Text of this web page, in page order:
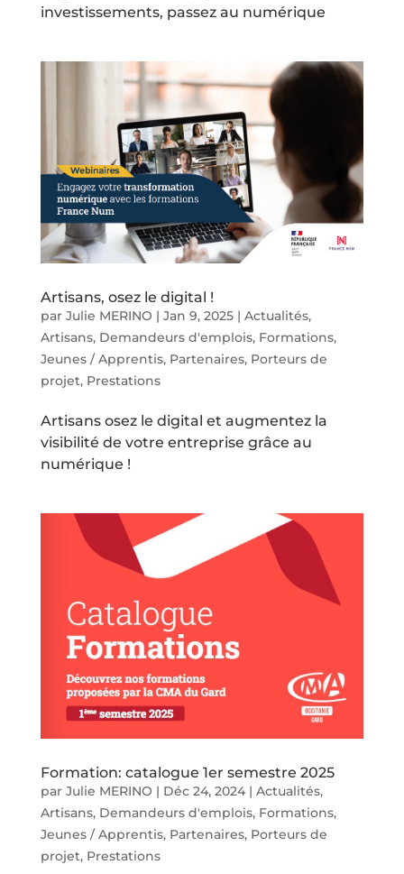
investissements, passez au numérique
Artisans, osez le digital !
par Julie MERINO | Jan 9, 2025| Actualités,
Artisans, Demandeurs d'emplois, Formations,
Jeunes / Apprentis, Partenaires, Porteurs de
projet, Prestations
Artisans osez le digital et augmentez la
visibilité de votre entreprise grâce au
numérique !
Formation: catalogue 1er semestre 2025
par Julie MERINO | Déc 24, 2024| Actualités,
Artisans, Demandeurs d'emplois, Formations,
Jeunes / Apprentis, Partenaires, Porteurs de
projet, Prestations